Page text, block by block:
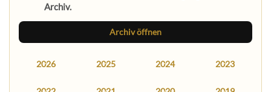
Archiv.
Archiv öffnen
2026 2025 2024 2023